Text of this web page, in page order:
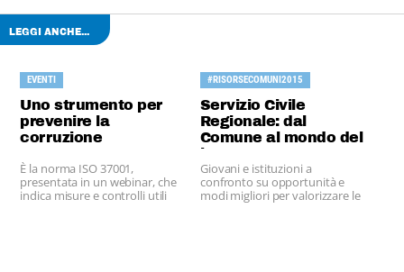
LEGGI ANCHE...
EVENTI
Uno strumento per
prevenire la
corruzione
È la norma ISO 37001,
presentata in un webinar, che
indica misure e controlli utili
#RISORSECOMUNI2015
Servizio Civile
Regionale: dal
Comune al mondo del
lavoro
Giovani e istituzioni a
confronto su opportunità e
modi migliori per valorizzare le